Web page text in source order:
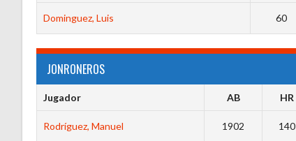
Dominguez, Luis 60
JONRONEROS
Jugador AB HR
Rodríguez, Manuel 1902 140